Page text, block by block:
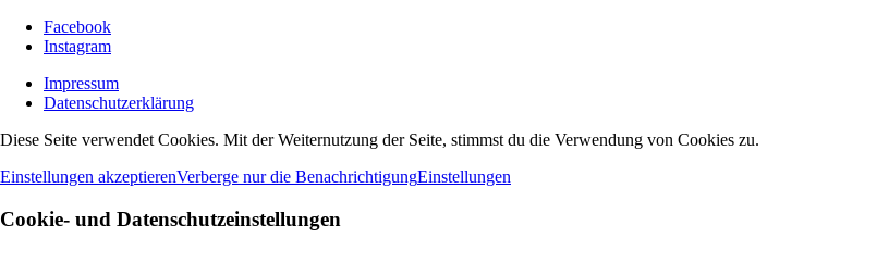
Facebook
Instagram
Impressum
Datenschutzerklärung
Diese Seite verwendet Cookies. Mit der Weiternutzung der Seite, stimmst du die Verwendung von Cookies zu.
Einstellungen akzeptierenVerberge nur die BenachrichtigungEinstellungen
Cookie- und Datenschutzeinstellungen